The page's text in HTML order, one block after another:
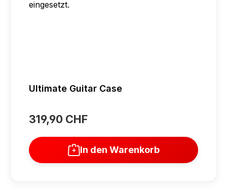
Ultimate Guitar Case
Regulärer Preis:
319,90 CHF
In den Warenkorb